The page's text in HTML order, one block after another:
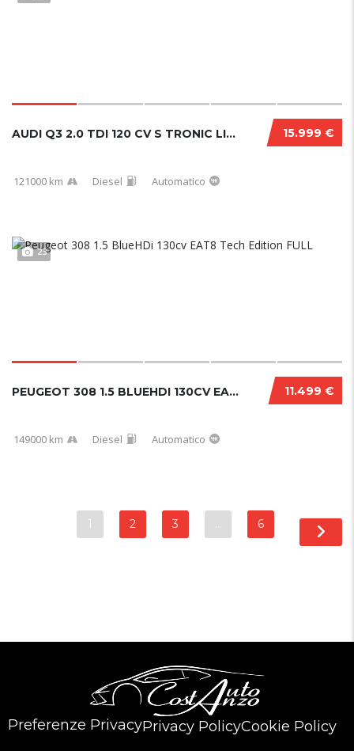
15.999 €
AUDI Q3 2.0 TDI 120 CV S TRONIC LINE EDITION...
121000 km Diesel Automatico
23
11.499 €
PEUGEOT 308 1.5 BLUEHDI 130CV EAT8 TECH EDIT...
149000 km Diesel Automatico
1 2 3 … 6
Preferenze PrivacyPrivacy PolicyCookie Policy